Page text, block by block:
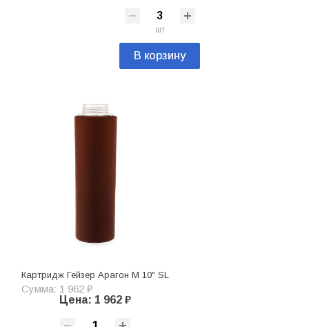
шт
В корзину
Картридж Гейзер Арагон М 10" SL
Сумма: 1 962 ₽
Цена: 1 962 ₽